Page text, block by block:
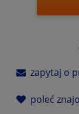
zapytaj o
poleć